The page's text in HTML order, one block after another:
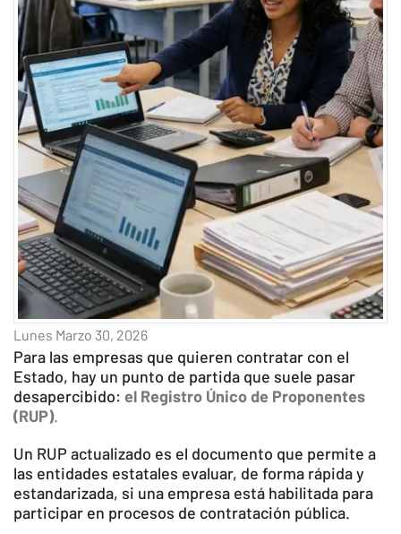
Lunes Marzo 30, 2026
Para las empresas que quieren contratar con el
Estado, hay un punto de partida que suele pasar
desapercibido: el Registro Único de Proponentes
(RUP).
Un RUP actualizado es el documento que permite a
las entidades estatales evaluar, de forma rápida y
estandarizada, si una empresa está habilitada para
participar en procesos de contratación pública.